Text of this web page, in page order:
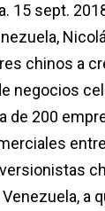
15 sept.
chinos a
negocios
de 200
a